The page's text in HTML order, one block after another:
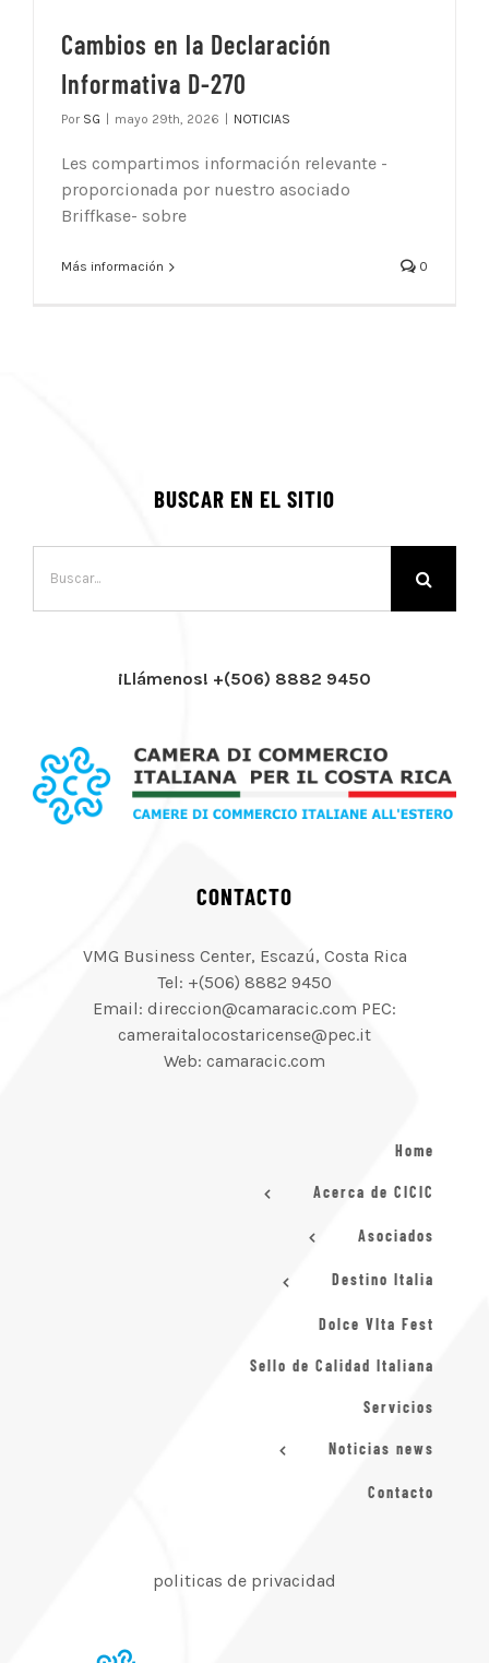
Cambios en la Declaración
Informativa D-270
Por SG | mayo 29th, 2026 | NOTICIAS
Les compartimos información relevante -
proporcionada por nuestro asociado
Briffkase- sobre
Más información 0
BUSCAR EN EL SITIO
¡Llámenos! +(506) 8882 9450
CONTACTO
VMG Business Center, Escazú, Costa Rica
Tel: +(506) 8882 9450
Email: direccion@camaracic.com PEC:
cameraitalocostaricense@pec.it
Web: camaracic.com
Home
Acerca de CICIC
Asociados
Destino Italia
Dolce VIta Fest
Sello de Calidad Italiana
Servicios
Noticias news
Contacto
politicas de privacidad